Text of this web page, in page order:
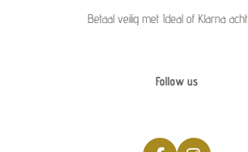
Betaal veilig met Ideal of Klarna
Follow us